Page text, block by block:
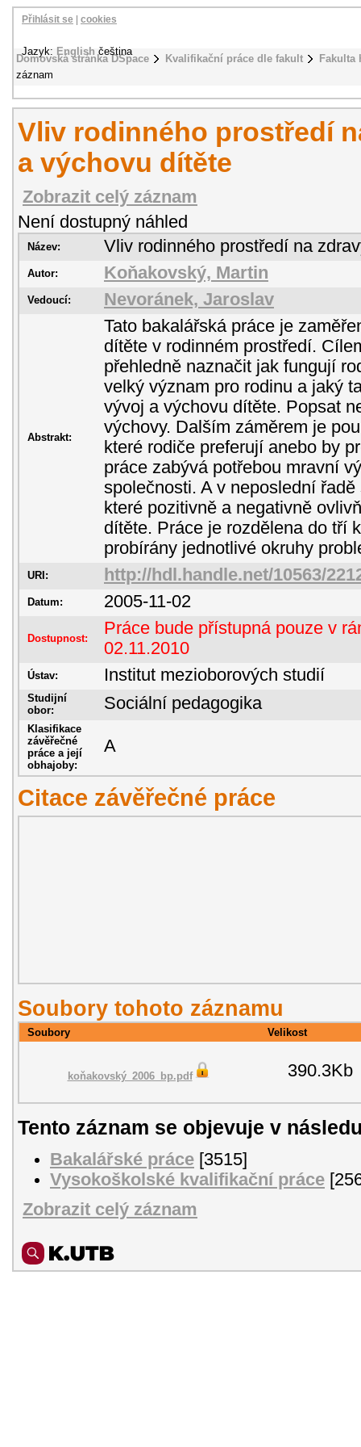
Domovská stránka DSpace Kvalifikační práce dle fakult
záznam
Přihlásit se cookies
Jazyk: English čeština
Vliv rodinného prostředí
a výchovu dítěte
Zobrazit celý záznam
Není dostupný náhled
Název: Vliv rodinného prostředí na
Autor: Koňakovský, Martin
Vedoucí: Nevoránek, Jaroslav
Abstrakt:
Tato bakalářská práce je
dítěte v rodinném prostředí.
přehledně naznačit jak fungují
velký význam pro rodinu a jaký
vývoj a výchovu dítěte. Popsat
výchovy. Dalším záměrem je
které rodiče preferují anebo by
práce zabývá potřebou mravní
společnosti. A v neposlední
které pozitivně a negativně
dítěte. Práce je rozdělena do tří
probírány jednotlivé okruhy
URI: http://hdl.handle.net/10563/
Datum: 2005-11-02
Dostupnost:
Práce bude přístupná pouze v
02.11.2010
Ústav: Institut mezioborových studií
Studijní
obor:
Sociální pedagogika
Klasifikace
závěřečné
práce a její
obhajoby:
A
Citace závěřečné práce
Soubory tohoto záznamu
Soubory Velikost
koňakovský_2006_bp.pdf 390.3Kb
Tento záznam se objevuje v
Bakalářské práce [3515]
Vysokoškolské kvalifikační práce
Zobrazit celý záznam